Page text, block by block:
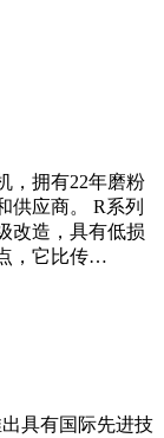
，拥有22年磨粉
供应商。 R系列
改造，具有低损
，它比传…
具有国际先进技